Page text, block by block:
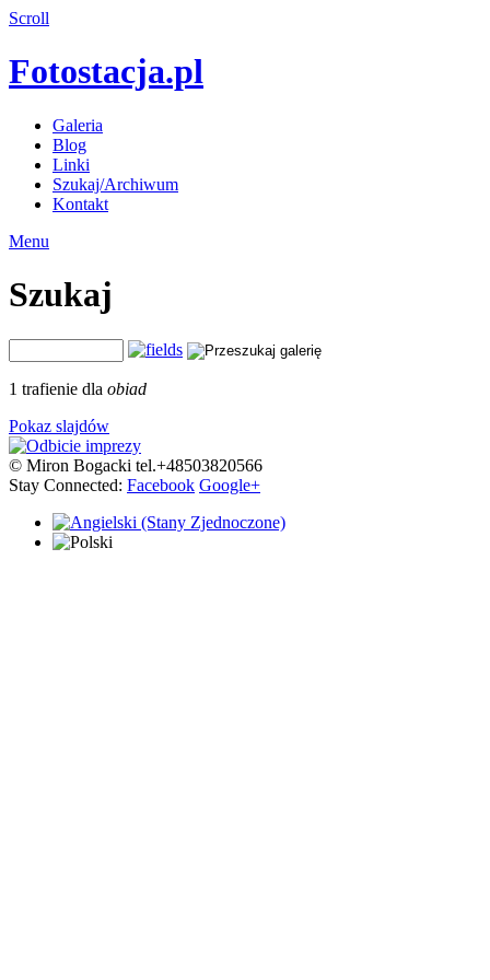
Scroll
Fotostacja.pl
Galeria
Blog
Linki
Szukaj/Archiwum
Kontakt
Menu
Szukaj
1 trafienie dla obiad
Pokaz slajdów
© Miron Bogacki tel.+48503820566
Stay Connected: Facebook Google+